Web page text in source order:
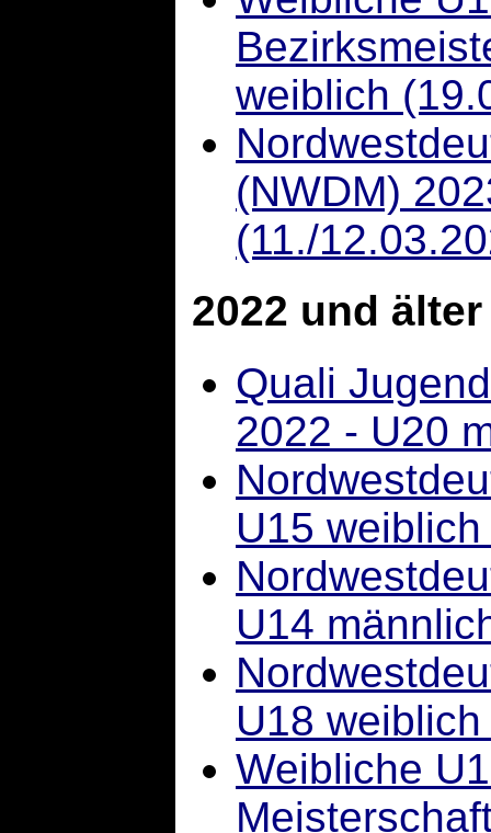
weiblich
(NWDM)
(11./
2022 und älter
Quali
2022 - U20
U15
U14
U18
Weibliche